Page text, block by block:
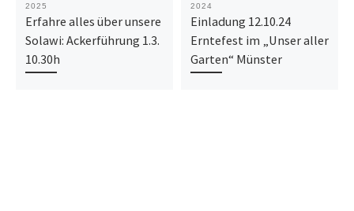
2025
Erfahre alles über unsere
Solawi: Ackerführung 1.3.
10.30h
2024
Einladung 12.10.24
Erntefest im „Unser aller
Garten“ Münster